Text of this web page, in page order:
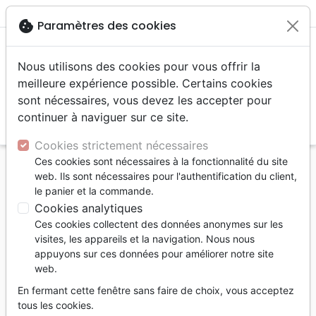
menu
Accueil Auteurs Batterson Mark
Mark Batterson
Pasteur de laNational
Community Churchà
Washington, Mark
Batterson est aussi
l’auteur de plusieurs
ouvrages, dont celui-ci
cookie Paramètres des cookies
Nous utilisons des cookies pour vous offrir la
meilleure expérience possible. Certains cookies
sont nécessaires, vous devez les accepter pour
continuer à naviguer sur ce site.
Cookies strictement nécessaires
Ces cookies sont nécessaires à la fonctionnalité du site
web. Ils sont nécessaires pour l'authentification du client,
le panier et la commande.
Cookies analytiques
Ces cookies collectent des données anonymes sur les
visites, les appareils et la navigation. Nous nous
appuyons sur ces données pour améliorer notre site
web.
En fermant cette fenêtre sans faire de choix, vous acceptez
tous les cookies.